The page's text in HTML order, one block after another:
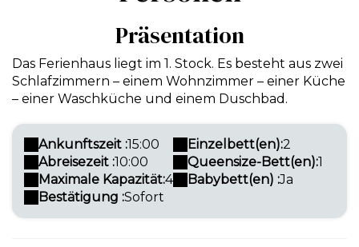
Präsentation
Das Ferienhaus liegt im 1. Stock. Es besteht aus zwei
Schlafzimmern – einem Wohnzimmer – einer Küche
– einer Waschküche und einem Duschbad.
Ankunftszeit :15:00
Abreisezeit :10:00
Maximale Kapazität:4
Bestätigung :Sofort
Einzelbett(en):2
Queensize-Bett(en):1
Babybett(en) :Ja